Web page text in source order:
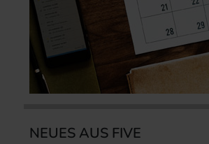
NEUES AUS FIVE